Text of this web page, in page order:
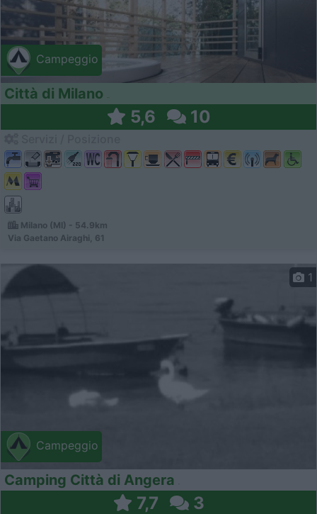
Campeggio
Città di Milano
5,6 10
Milano (MI) - 54.9km
Via Gaetano Airaghi, 61
Campeggio
1
Camping Città di Angera
7,7 3